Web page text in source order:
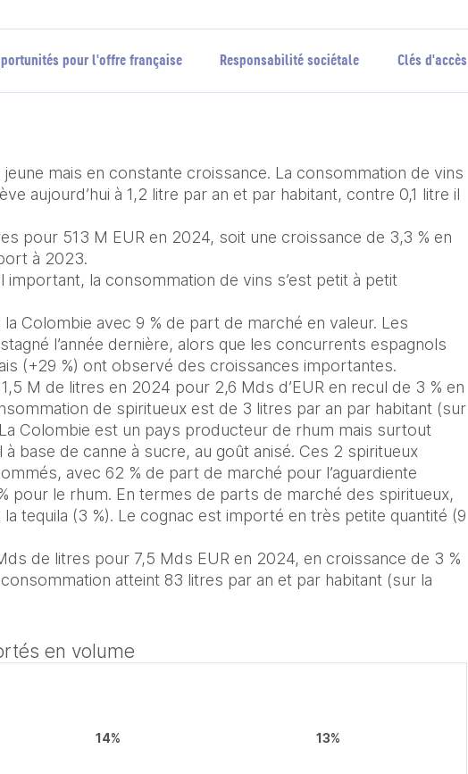
pour l'offre française Responsabilité sociétale Clés d'accès
mais en constante croissance. La consommation de vins
aujourd’hui à 1,2 litre par an et par habitant, contre 0,1 litre il
pour 513 M EUR en 2024, soit une croissance de 3,3 % en
à 2023.
important, la consommation de vins s’est petit à petit
Colombie avec 9 % de part de marché en valeur. Les
l’année dernière, alors que les concurrents espagnols
(+29 %) ont observé des croissances importantes.
M de litres en 2024 pour 2,6 Mds d’EUR en recul de 3 % en
de spiritueux est de 3 litres par an par habitant (sur
Colombie est un pays producteur de rhum mais surtout
à base de canne à sucre, au goût anisé. Ces 2 spiritueux
avec 62 % de part de marché pour l’aguardiente
pour le rhum. En termes de parts de marché des spiritueux,
tequila (3 %). Le cognac est importé en très petite quantité (9
de litres pour 7,5 Mds EUR en 2024, en croissance de 3 %
atteint 83 litres par an et par habitant (sur la
en volume
14% 13%